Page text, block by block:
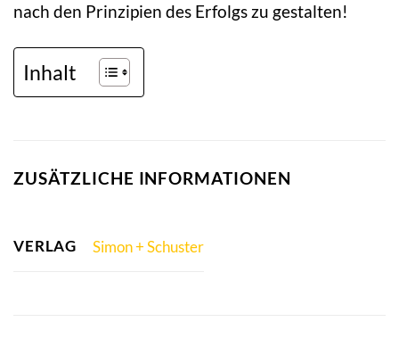
nach den Prinzipien des Erfolgs zu gestalten!
Inhalt
ZUSÄTZLICHE INFORMATIONEN
VERLAG Simon + Schuster